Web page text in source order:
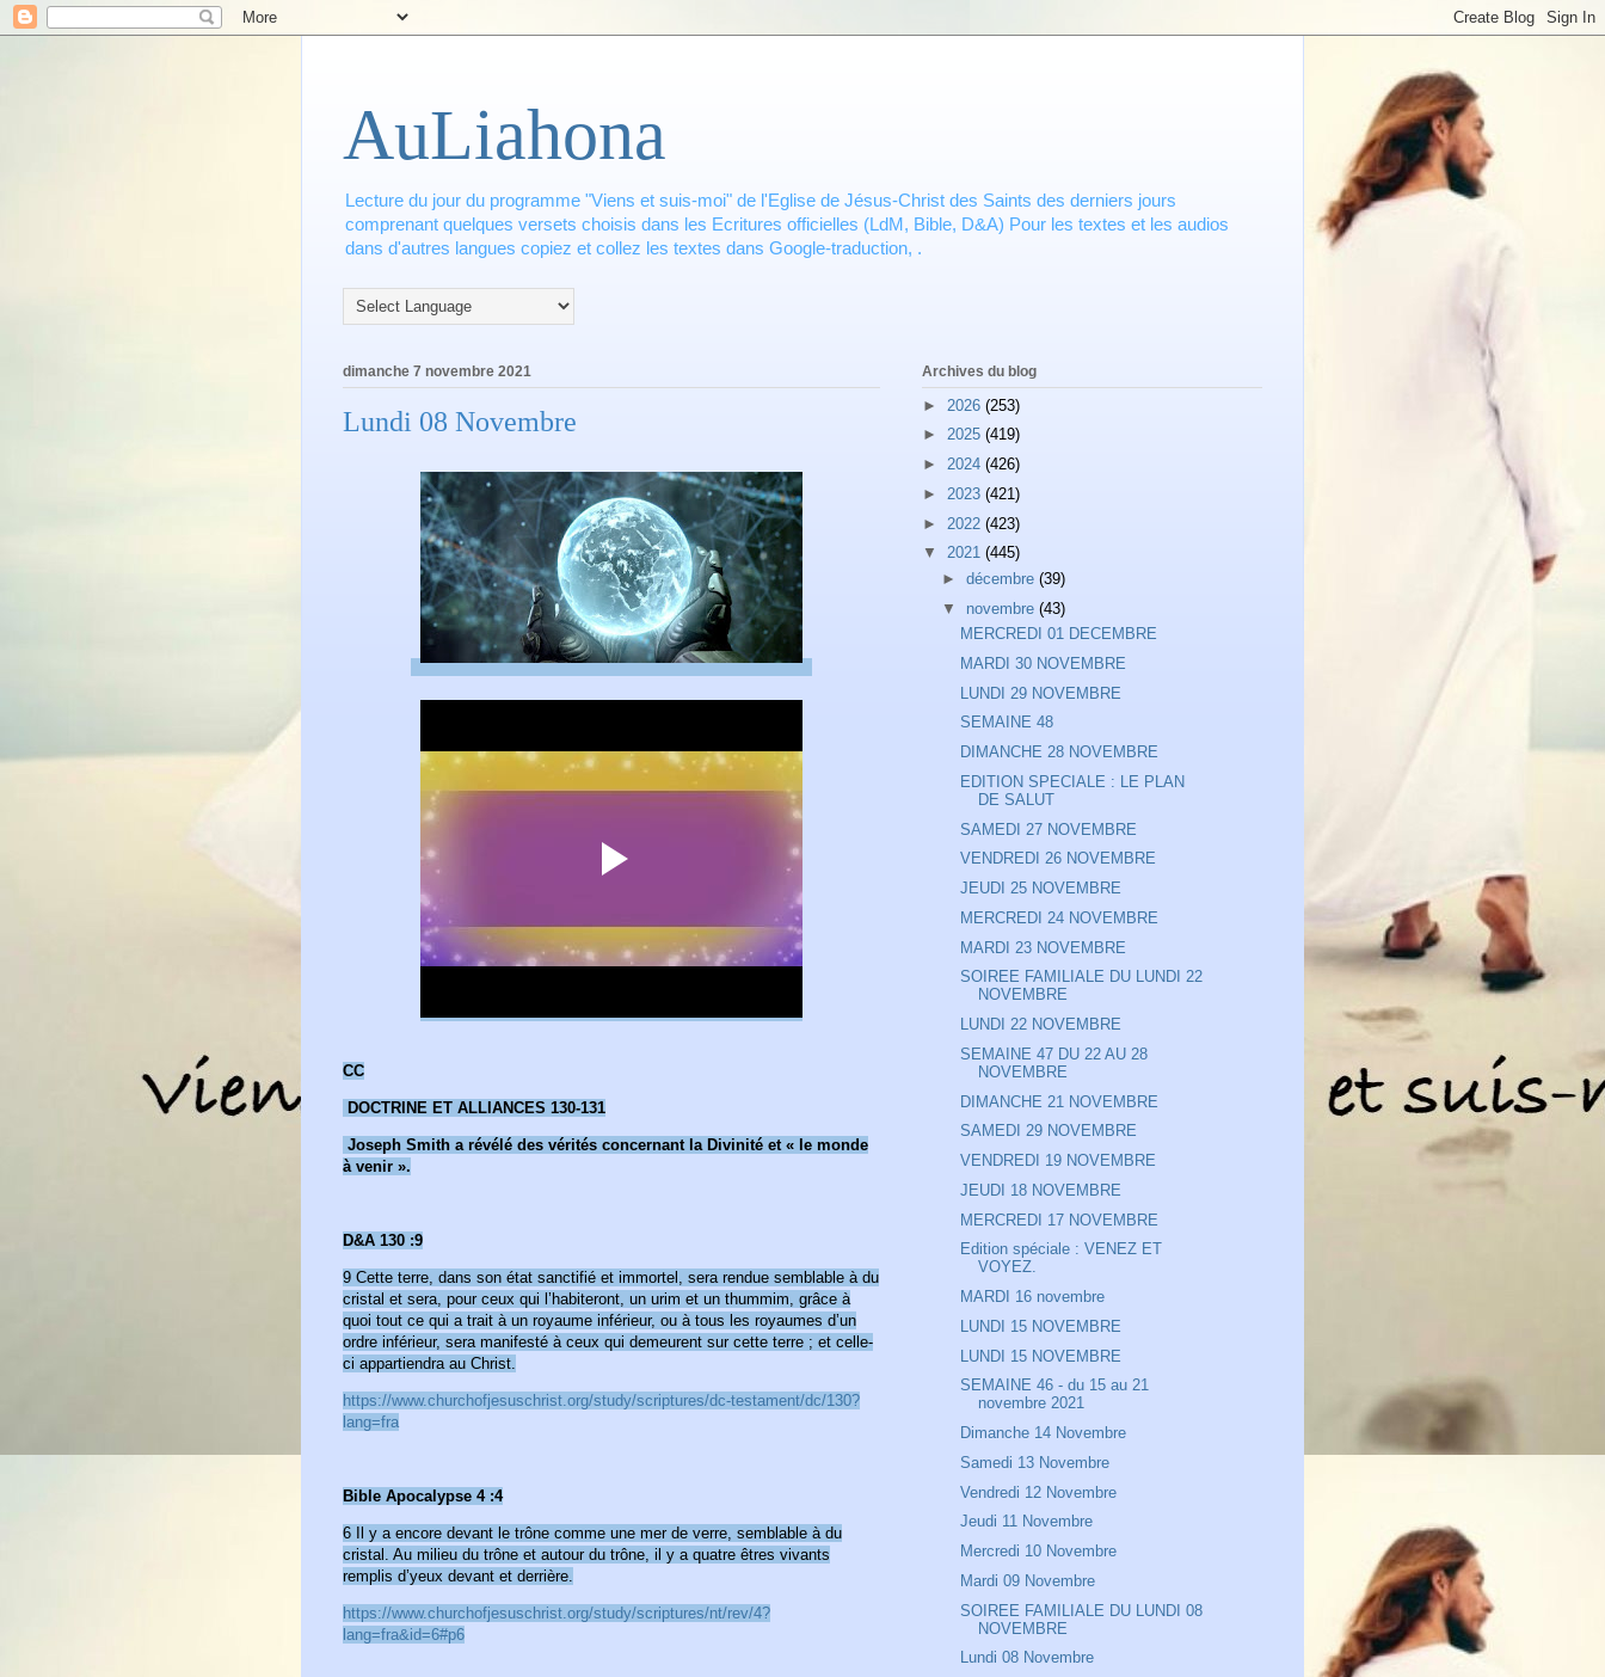
AuLiahona
Lecture du jour du programme "Viens et suis-moi" de l'Eglise de Jésus-Christ des Saints des derniers jours
comprenant quelques versets choisis dans les Ecritures officielles (LdM, Bible, D&A) Pour les textes et les audios
dans d'autres langues copiez et collez les textes dans Google-traduction, .
dimanche 7 novembre 2021
Lundi 08 Novembre
CC
DOCTRINE ET ALLIANCES 130-131
Joseph Smith a révélé des vérités concernant la Divinité et « le monde
à venir ».
D&A 130 :9
9 Cette terre, dans son état sanctifié et immortel, sera rendue semblable à du
cristal et sera, pour ceux qui l’habiteront, un urim et un thummim, grâce à
quoi tout ce qui a trait à un royaume inférieur, ou à tous les royaumes d’un
ordre inférieur, sera manifesté à ceux qui demeurent sur cette terre ; et celle-
ci appartiendra au Christ.
https://www.churchofjesuschrist.org/study/scriptures/dc-testament/dc/130?
lang=fra
Bible Apocalypse 4 :4
6 Il y a encore devant le trône comme une mer de verre, semblable à du
cristal. Au milieu du trône et autour du trône, il y a quatre êtres vivants
remplis d’yeux devant et derrière.
https://www.churchofjesuschrist.org/study/scriptures/nt/rev/4?
lang=fra&id=6#p6
Archives du blog
► 2026 (253)
► 2025 (419)
► 2024 (426)
► 2023 (421)
► 2022 (423)
▼ 2021 (445)
► décembre (39)
▼ novembre (43)
MERCREDI 01 DECEMBRE
MARDI 30 NOVEMBRE
LUNDI 29 NOVEMBRE
SEMAINE 48
DIMANCHE 28 NOVEMBRE
EDITION SPECIALE : LE PLAN
DE SALUT
SAMEDI 27 NOVEMBRE
VENDREDI 26 NOVEMBRE
JEUDI 25 NOVEMBRE
MERCREDI 24 NOVEMBRE
MARDI 23 NOVEMBRE
SOIREE FAMILIALE DU LUNDI 22
NOVEMBRE
LUNDI 22 NOVEMBRE
SEMAINE 47 DU 22 AU 28
NOVEMBRE
DIMANCHE 21 NOVEMBRE
SAMEDI 29 NOVEMBRE
VENDREDI 19 NOVEMBRE
JEUDI 18 NOVEMBRE
MERCREDI 17 NOVEMBRE
Edition spéciale : VENEZ ET
VOYEZ.
MARDI 16 novembre
LUNDI 15 NOVEMBRE
LUNDI 15 NOVEMBRE
SEMAINE 46 - du 15 au 21
novembre 2021
Dimanche 14 Novembre
Samedi 13 Novembre
Vendredi 12 Novembre
Jeudi 11 Novembre
Mercredi 10 Novembre
Mardi 09 Novembre
SOIREE FAMILIALE DU LUNDI 08
NOVEMBRE
Lundi 08 Novembre